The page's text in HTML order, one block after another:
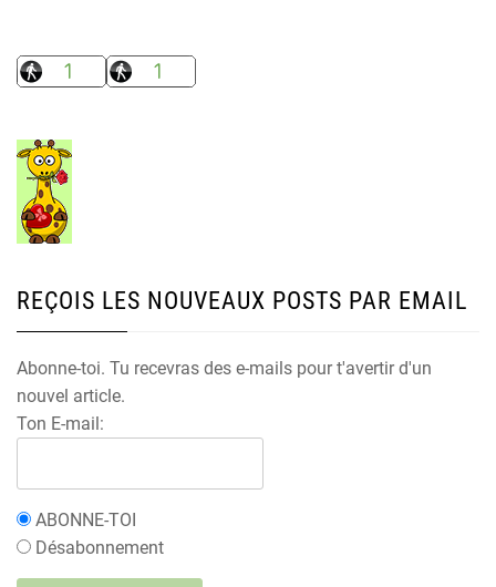
REÇOIS LES NOUVEAUX POSTS PAR EMAIL
Abonne-toi. Tu recevras des e-mails pour t'avertir d'un
nouvel article.
Ton E-mail:
ABONNE-TOI
Désabonnement